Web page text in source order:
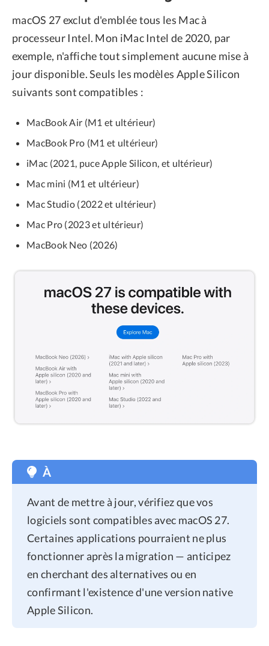
macOS 27 exclut d'emblée tous les Mac à
processeur Intel. Mon iMac Intel de 2020, par
exemple, n'affiche tout simplement aucune mise à
jour disponible. Seuls les modèles Apple Silicon
suivants sont compatibles :
MacBook Air (M1 et ultérieur)
MacBook Pro (M1 et ultérieur)
iMac (2021, puce Apple Silicon, et ultérieur)
Mac mini (M1 et ultérieur)
Mac Studio (2022 et ultérieur)
Mac Pro (2023 et ultérieur)
MacBook Neo (2026)
À
Avant de mettre à jour, vérifiez que vos
logiciels sont compatibles avec macOS 27.
Certaines applications pourraient ne plus
fonctionner après la migration — anticipez
en cherchant des alternatives ou en
confirmant l'existence d'une version native
Apple Silicon.